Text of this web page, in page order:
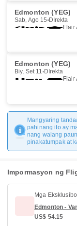
Edmonton (YEG)
Sab, Ago 15 DIrekta
Flair
Edmonton (YEG)
Biy, Set 11 DIrekta
Flair
Mangyaring
pahinang ito ay
nang walang
pinakatumpak at
Impormasyon ng
Mga
Edmonton -
US$ 54.15